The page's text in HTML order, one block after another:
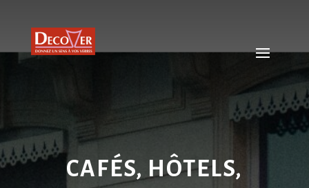
CAFÉS, HÔTELS,